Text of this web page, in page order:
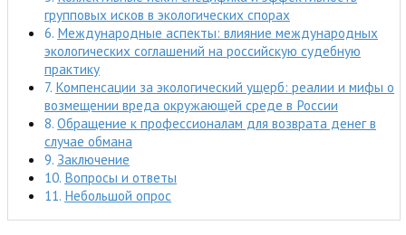
групповых исков в экологических спорах
Международные аспекты: влияние международных
экологических соглашений на российскую судебную
практику
Компенсации за экологический ущерб: реалии и мифы о
возмещении вреда окружающей среде в России
Обращение к профессионалам для возврата денег в
случае обмана
Заключение
Вопросы и ответы
Небольшой опрос